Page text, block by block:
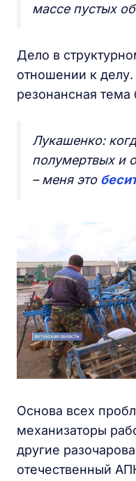
массе пустых
Дело в
отношении к
резонансная
Лукашенко:
полумертвых и
– меня это
Основа всех
механизаторы
другие
отечественный